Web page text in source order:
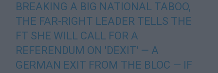
BREAKING A BIG NATIONAL TABOO,
THE FAR-RIGHT LEADER TELLS THE
FT SHE WILL CALL FOR A
REFERENDUM ON 'DEXIT' — A
GERMAN EXIT FROM THE BLOC — IF